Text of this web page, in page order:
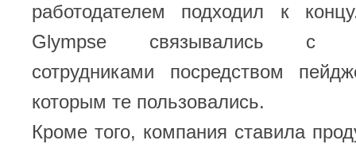
работодателем подходил к
Glympse связывались с
сотрудниками посредством
которым те пользовались.
Кроме того, компания ставила